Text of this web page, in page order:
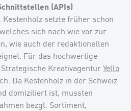
(APIs)
setzte früher schon
sich nach wie vor zur
wie auch der redaktionellen
Für das hochwertige
Kreativagentur Yello
Da Kestenholz in der Schweiz
domiziliert ist, mussten
bezgl. Sortiment,